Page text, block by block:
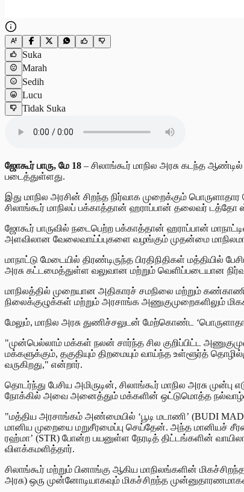
Suka
Marah
Sedih
Lucu
Tidak Suka
ஜோகூர் பாரு, மே 18 – சிலாங்கூர் மாநில அரசு கடந்த ஆண்டில்
படைத்துள்ளது.
இது மாநில அரசின் சிறந்த நிர்வாக முறைக்கும்
சிலாங்கூர் மாநிலப் பக்காத்தான் ஹராப்பான் தலைவர் டத்தோ
ஜோகூர் பாருவில் நடைபெற்ற பக்காத்தான் ஹராப்பான்
அளவிலான வேலைவாய்ப்புகளை வழங்கும் முதன்மை
மாநாட்டு மேடையில் திரண்டிருந்த பிரதிநிதிகள்
அரசு கட்டமைத்துள்ள வலுவான மற்றும் வெளிப்படையான
மாநிலத்தில் முறையான அதிகாரச் சமநிலை மற்றும்
நிலைக்குழுக்கள் மற்றும் அரசாங்க அணுகுமுறைகளிலும் மிகக்
மேலும், மாநில அரசு துணிச்சலுடன் மேற்கொண்ட
"முன்பெல்லாம் மக்கள் நலன் சார்ந்த சில குறிப்பிட்ட
மக்களுக்கும், தகுதியும் திறமையும் வாய்ந்த உள்ளூர்த்
வருகிறது," என்றார்.
தொடர்ந்து பேசிய அமிருடின், சிலாங்கூர் மாநில அரசு
நோக்கில் அவை அனைத்தும் மக்களின் ஒட்டுமொத்த நல்வாழ்வை
"மத்திய அரசாங்கம் அண்மையில் ‘பூடி மடாணி’ (BUDI
மானிய முறையை மறுசீரமைப்பு செய்தேன். அந்த மானியச்
ரஹ்மா’ (STR) போன்ற பயனுள்ள நேரடித் திட்டங்களின்
விளக்கமளித்தார்.
சிலாங்கூர் மற்றும் பினாங்கு ஆகிய மாநிலங்களின்
அரசு) ஒரு முன்னோடியாகவும் மிகச்சிறந்த